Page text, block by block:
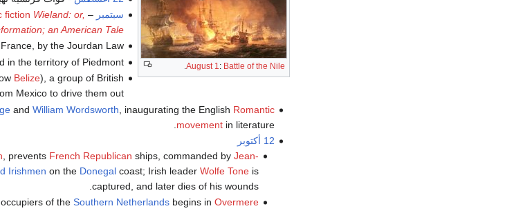
August 1: Battle of the Nile
.
سبتمبر –
fiction Wieland: or,
an American Tale
by the Jourdan Law.
in the territory of Piedmont.
Belize), a group of British
Mexico to drive them out.
and William Wordsworth , inaugurating the English Romantic
movementin literature.
12 أكتوبر
, prevents French Republican ships, commanded byJean-
Irishmen on the Donegal coast; Irish leaderWolfe Tone is
captured, and later dies of his wounds.
of theSouthern Netherlands begins inOvermere